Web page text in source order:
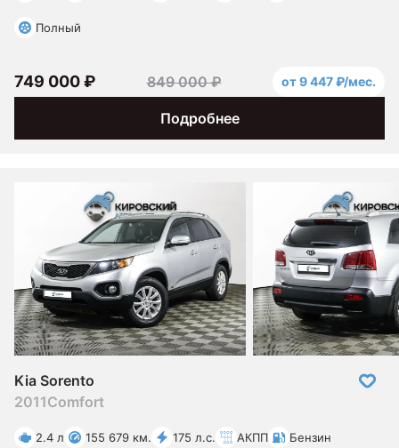
Полный
Подробнее
749 000 ₽ 849 000 ₽ от 9 447 ₽/мес.
Kia Sorento
2011Comfort
2.4 л 155 679 км. 175 л.с. АКПП Бензин